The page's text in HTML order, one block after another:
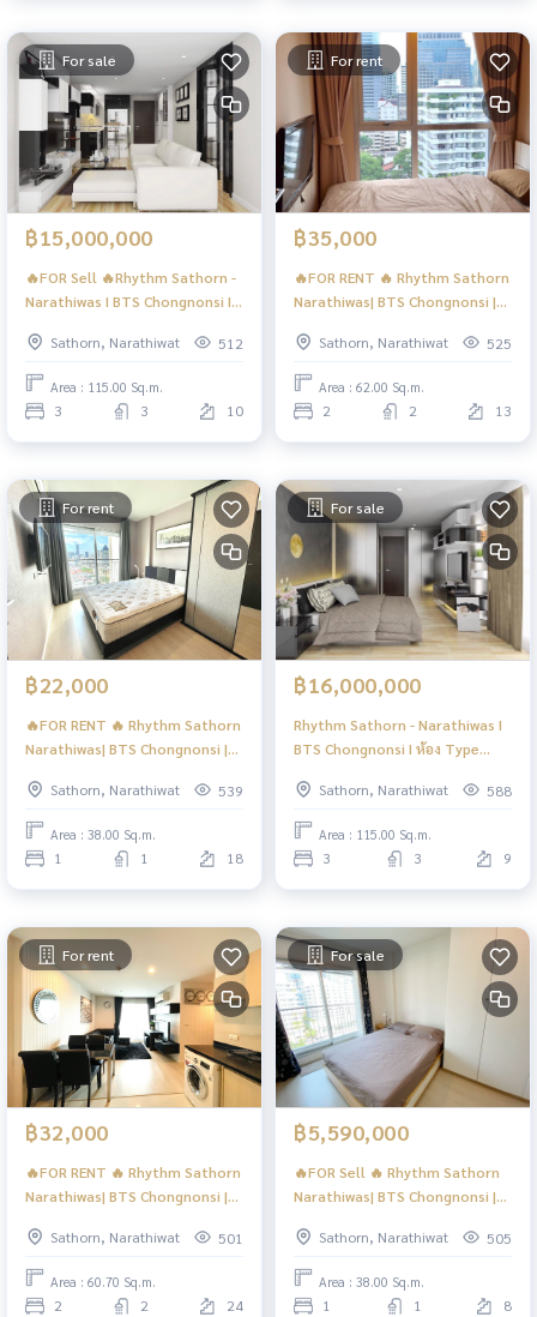
For sale
฿15,000,000
🔥FOR Sell 🔥Rhythm Sathorn -
Narathiwas I BTS Chongnonsi I
Sathorn, Narathiwat
512
Area : 115.00 Sq.m.
3 3 10
For rent
฿35,000
🔥FOR RENT 🔥 Rhythm Sathorn
Narathiwas| BTS Chongnonsi |
Sathorn, Narathiwat
525
Area : 62.00 Sq.m.
2 2 13
For rent
฿22,000
🔥FOR RENT 🔥 Rhythm Sathorn
Narathiwas| BTS Chongnonsi |
Sathorn, Narathiwat
539
Area : 38.00 Sq.m.
1 1 18
For sale
฿16,000,000
Rhythm Sathorn - Narathiwas I
BTS Chongnonsi I ห้อง Type
Sathorn, Narathiwat
588
Area : 115.00 Sq.m.
3 3 9
For rent
฿32,000
🔥FOR RENT 🔥 Rhythm Sathorn
Narathiwas| BTS Chongnonsi |
Sathorn, Narathiwat
501
Area : 60.70 Sq.m.
2 2 24
For sale
฿5,590,000
🔥FOR Sell 🔥 Rhythm Sathorn
Narathiwas| BTS Chongnonsi |
Sathorn, Narathiwat
505
Area : 38.00 Sq.m.
1 1 8